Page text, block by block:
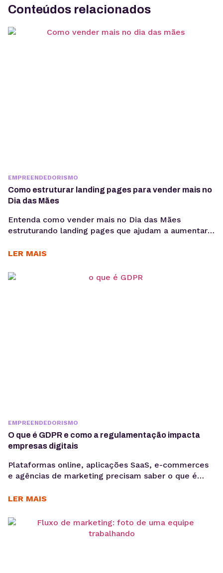
Conteúdos relacionados
EMPREENDEDORISMO
Como estruturar landing pages para vender mais no
Dia das Mães
Entenda como vender mais no Dia das Mães
estruturando landing pages que ajudam a aumentar
sustentar campanhas com apoio de performance e
com maior potencial para campanhas promocionais e
LER MAIS
EMPREENDEDORISMO
O que é GDPR e como a regulamentação impacta
empresas digitais
Plataformas online, aplicações SaaS, e-commerces
e agências de marketing precisam saber o que é
sensíveis, o que aumenta a exposição a riscos
uma questão jurídica, mas uma camada crítica de
arquitetura, governança e gestão de risco. Em
LER MAIS